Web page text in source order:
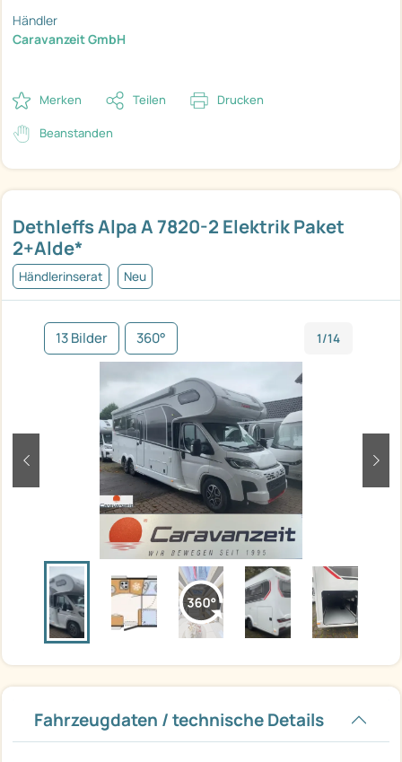
Dethleffs Alpa A 7820-2 Elektrik Paket
2+Alde*
Händlerinserat Neu
13 Bilder 360° 1/14
zurück
Fahrzeugdaten / technische Details
Händler
Caravanzeit GmbH
Merken Teilen Drucken
Beanstanden